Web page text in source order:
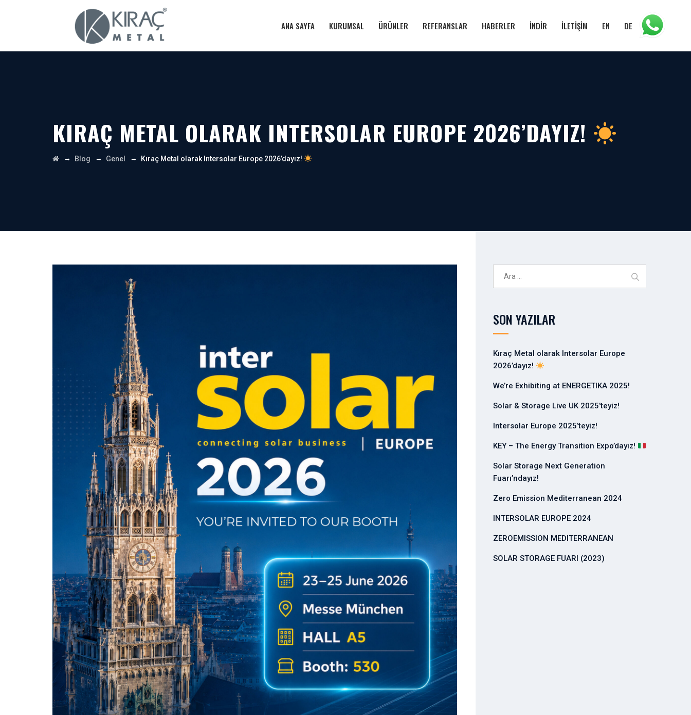
ANA SAYFA KURUMSAL ÜRÜNLER REFERANSLAR HABERLER İNDİR İLETİŞİM EN DE
KIRAÇ METAL OLARAK INTERSOLAR EUROPE 2026’DAYIZ!
→ Blog → Genel → Kıraç Metal olarak Intersolar Europe 2026’dayız!
a
:
SON YAZILAR
Kıraç Metal olarak Intersolar Europe
2026’dayız!
We’re Exhibiting at ENERGETIKA 2025!
Solar & Storage Live UK 2025’teyiz!
Intersolar Europe 2025’teyiz!
KEY – The Energy Transition Expo’dayız!
Solar Storage Next Generation
Fuarı’ndayız!
Zero Emission Mediterranean 2024
INTERSOLAR EUROPE 2024
ZEROEMISSION MEDITERRANEAN
SOLAR STORAGE FUARI (2023)